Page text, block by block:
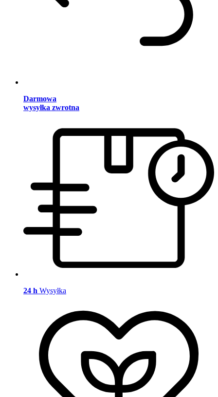
Darmowa
wysyłka zwrotna
24 h Wysyłka